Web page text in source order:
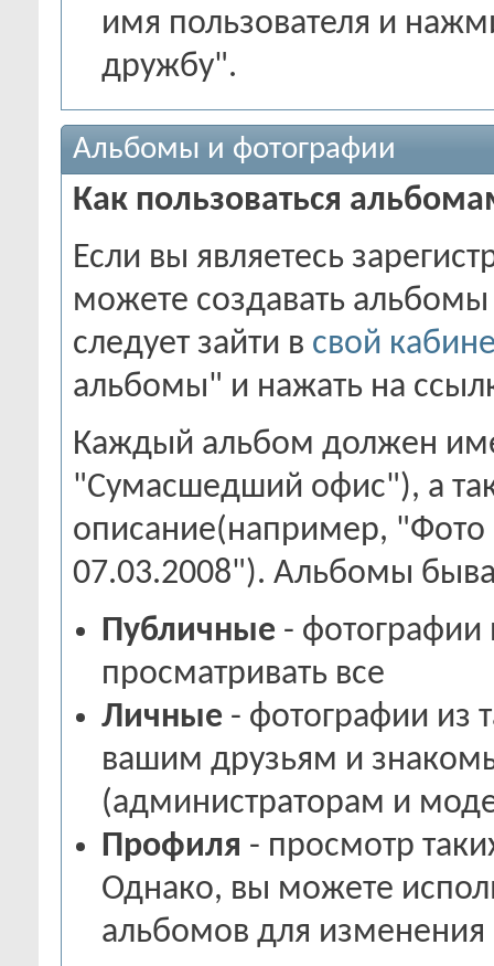
имя пользователя и
дружбу".
Альбомы и фотографии
Как пользоваться
Если вы являетесь
можете создавать
следует зайти в свой
альбомы" и нажать на
Каждый альбом должен
"Сумасшедший офис"), а
описание(например, "Фото
07.03.2008"). Альбомы
Публичные - фотографии
просматривать все
Личные - фотографии из
вашим друзьям и
(администраторам и
Профиля - просмотр
Однако, вы можете
альбомов для